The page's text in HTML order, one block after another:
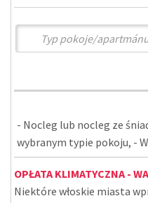
- Nocleg lub nocleg ze
wybranym typie pokoju, -
OPŁATA KLIMATYCZNA -
Niektóre włoskie miasta